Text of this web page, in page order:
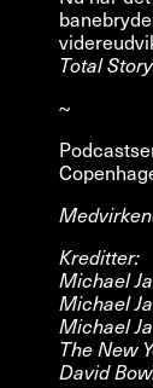
Total
~
Kreditter:
Michael
Michael
Michael
The New
David